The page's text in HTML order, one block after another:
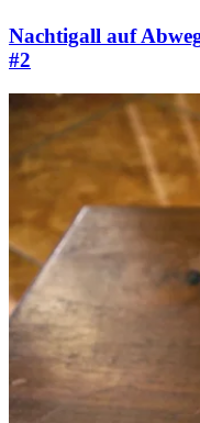
Nachtigall auf
#2